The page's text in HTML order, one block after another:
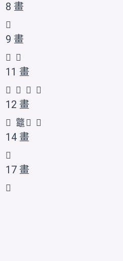
8 畫
𪛀
9 畫
𪓻 𪛁
11 畫
𱍈 𪛂 𪛃 𪛄
12 畫
𫠝 龞𪛅 𪛆
14 畫
𪛇
17 畫
𪛈